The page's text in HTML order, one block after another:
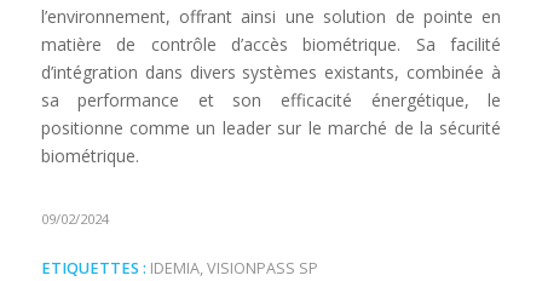
l’environnement, offrant ainsi une solution de pointe en
matière de contrôle d’accès biométrique. Sa facilité
d’intégration dans divers systèmes existants, combinée à
sa performance et son efficacité énergétique, le
positionne comme un leader sur le marché de la sécurité
biométrique.
09/02/2024
ETIQUETTES : IDEMIA, VISIONPASS SP